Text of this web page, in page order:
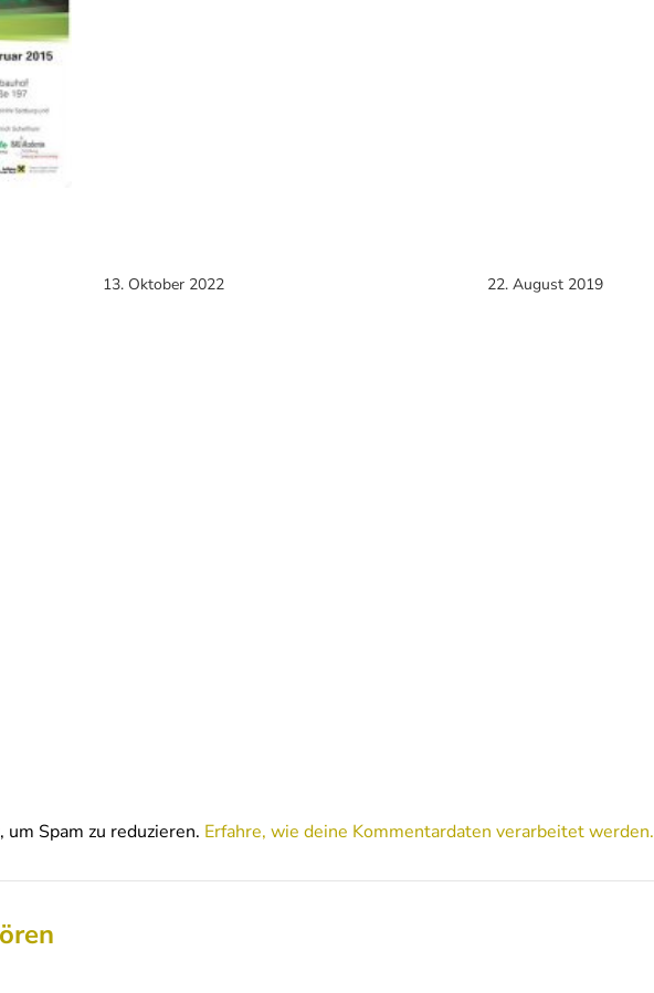
13. Oktober 2022 22. August 2019
Spam zu reduzieren. Erfahre, wie deine Kommentardaten verarbeitet werden.